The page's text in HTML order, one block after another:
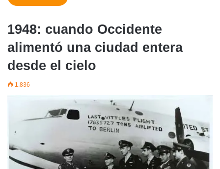
1948: cuando Occidente
alimentó una ciudad entera
desde el cielo
1.836